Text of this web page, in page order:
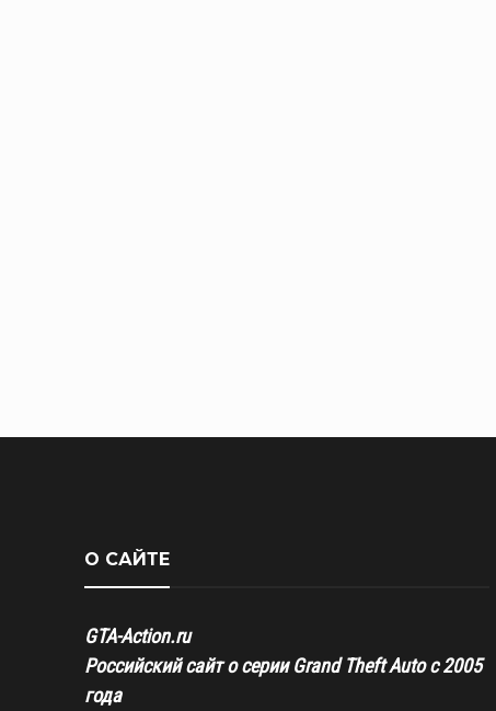
О САЙТЕ
GTA-Action.ru
Российский сайт о серии Grand Theft Auto с 2005
года